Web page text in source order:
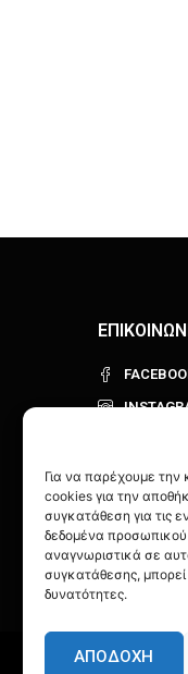
Για να παρέχουμε την
cookies για την
συγκατάθεση για τις
δεδομένα
αναγνωριστικά σε
συγκατάθεσης, μπορεί
δυνατότητες.
ΑΠΟΔΟΧΉ